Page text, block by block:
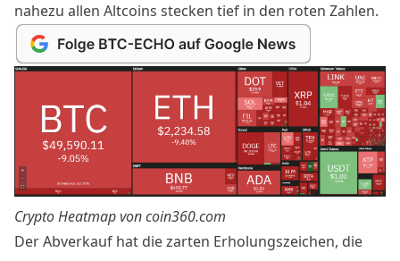
nahezu allen Altcoins stecken tief in den roten Zahlen.
Crypto Heatmap von coin360.com
Der Abverkauf hat die zarten Erholungszeichen, die